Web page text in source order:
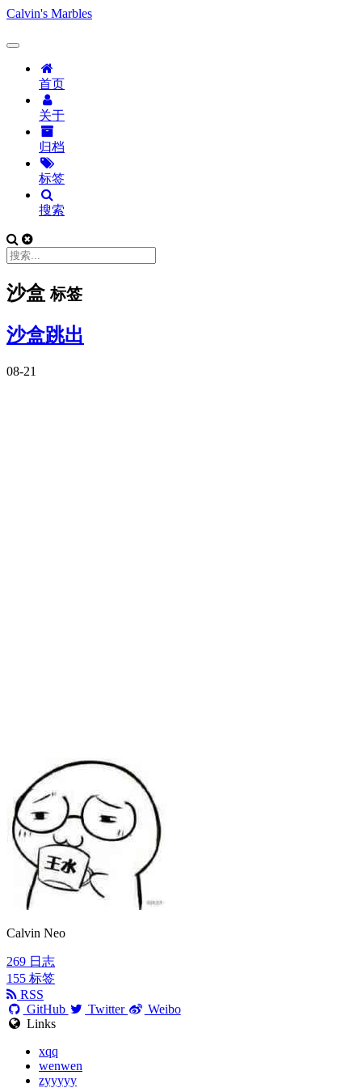
Calvin's Marbles
首页
关于
归档
标签
搜索
沙盒标签
沙盒跳出
08-21
Calvin Neo
269 日志
155 标签
RSS
GitHub
Twitter
Weibo
Links
xqq
wenwen
zyyyyy